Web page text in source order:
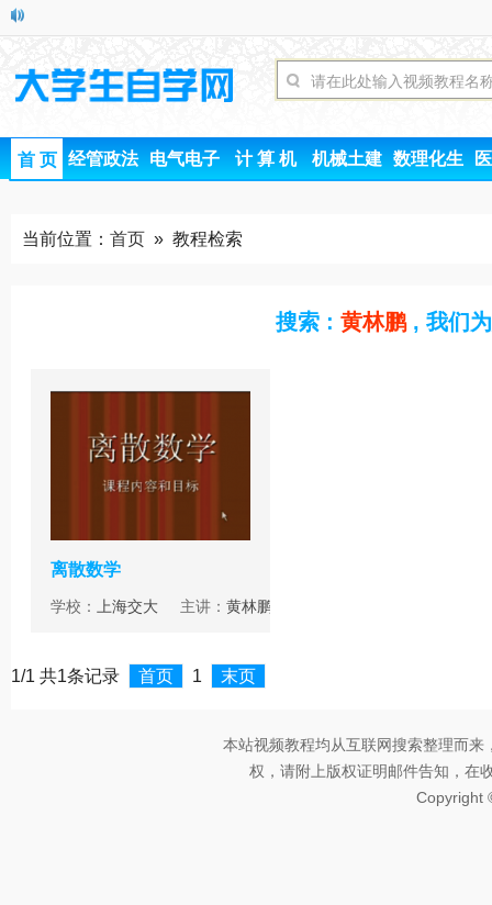
首 页 经管政法 电气电子 计 算 机 机械土建 数理化生
当前位置： 首页 » 教程检索
搜索 : 黄林鹏 , 我们
离散数学
学校： 上海交大 主讲： 黄林鹏
1/1 共1条记录 首页 1 末页
本站视频教程均从互联网搜索整理而
权，请附上版权证明邮件告知，在
Copyright